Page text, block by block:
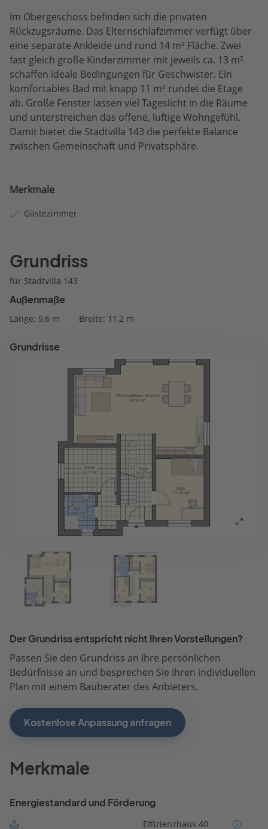
Im Obergeschoss befinden sich die privaten
Rückzugsräume. Das Elternschlafzimmer verfügt über
eine separate Ankleide und rund 14 m² Fläche. Zwei
fast gleich große Kinderzimmer mit jeweils ca. 13 m²
schaffen ideale Bedingungen für Geschwister. Ein
komfortables Bad mit knapp 11 m² rundet die Etage
ab. Große Fenster lassen viel Tageslicht in die Räume
und unterstreichen das offene, luftige Wohngefühl.
Damit bietet die Stadtvilla 143 die perfekte Balance
zwischen Gemeinschaft und Privatsphäre.
Merkmale
Gästezimmer
Grundriss
für Stadtvilla 143
Außenmaße
Länge: 9,6 m Breite: 11,2 m
Grundrisse
Der Grundriss entspricht nicht Ihren Vorstellungen?
Passen Sie den Grundriss an Ihre persönlichen
Bedürfnisse an und besprechen Sie Ihren individuellen
Plan mit einem Bauberater des Anbieters.
Kostenlose Anpassung anfragen
Merkmale
Energiestandard und Förderung
Effizienzhaus 40